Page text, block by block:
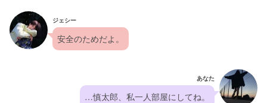
ジェシー
安全のためだよ。
あなた
…慎太郎、私一人部屋にしてね。